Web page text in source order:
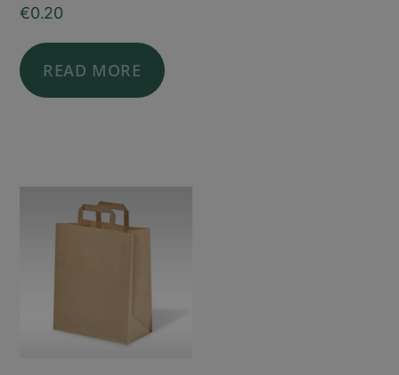
€0.20
READ MORE